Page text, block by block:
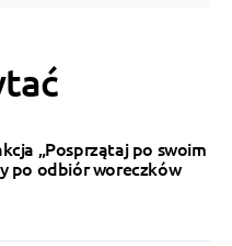
„Posprzątaj po swoim
po odbiór woreczków